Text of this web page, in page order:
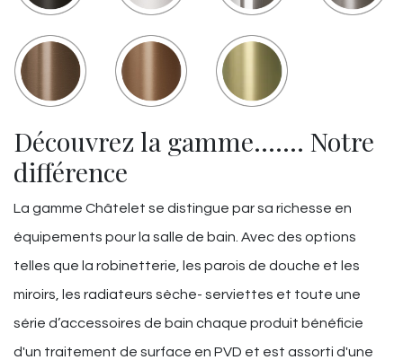
Découvrez la gamme……. Notre
différence
La gamme Châtelet se distingue par sa richesse en
équipements pour la salle de bain. Avec des options
telles que la robinetterie, les parois de douche et les
miroirs, les radiateurs sèche- serviettes et toute une
série d’accessoires de bain chaque produit bénéficie
d'un traitement de surface en PVD et est assorti d'une